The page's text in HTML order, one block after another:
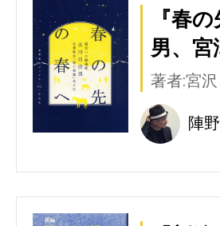
『春
男、
著者:宮
陣